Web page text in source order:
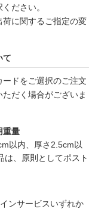
ださい。
に関するご指定の変
て
ドをご選択のご注文
だく場合がございま
重量
以内、厚さ2.5cm以
は、原則としてポスト
ンサービスいずれか